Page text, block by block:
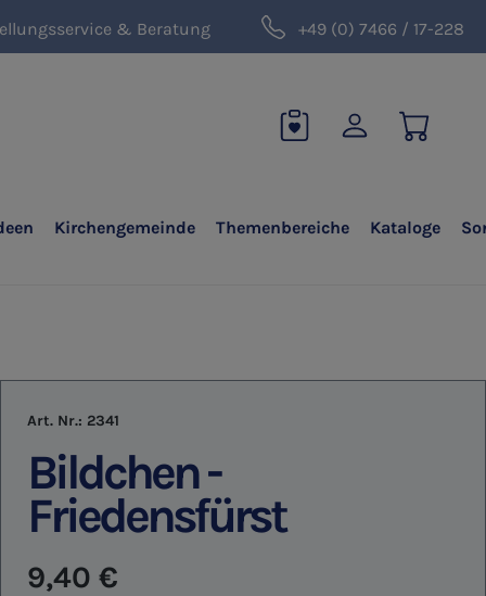
& Beratung +49 (0) 7466 / 17-228
Kirchengemeinde Themenbereiche Kataloge
Art. Nr.: 2341
Bildchen -
Friedensfürst
Regulärer Preis:
9,40 €